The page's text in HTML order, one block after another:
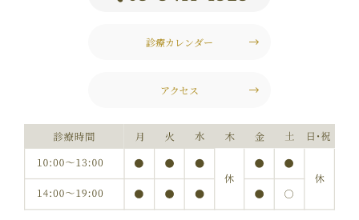
診療カレンダー
アクセス